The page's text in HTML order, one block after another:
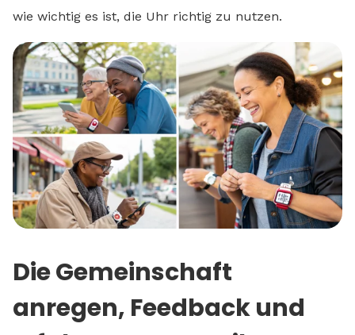
wie wichtig es ist, die Uhr richtig zu nutzen.
Die Gemeinschaft
anregen, Feedback und